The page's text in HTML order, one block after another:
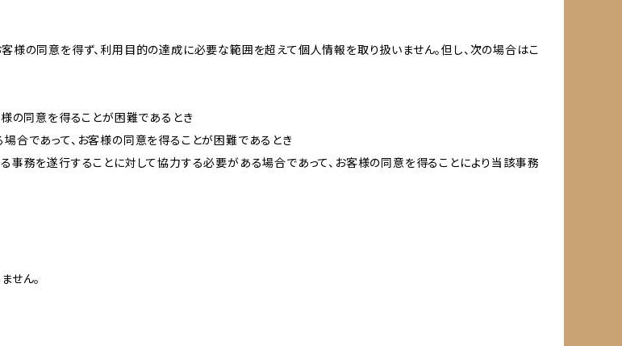
様の同意を得ず、利用目的の達成に必要な範囲を超えて個人情報を取り扱いません。但し、次の場合はこ
の同意を得ることが困難であるとき
合であって、お客様の同意を得ることが困難であるとき
事務を遂行することに対して協力する必要がある場合であって、お客様の同意を得ることにより当該事務
せん。